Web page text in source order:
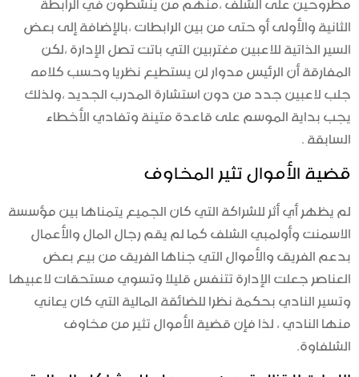
الثانية والأولى أو حتى من بين الرابطات ،بالإضافة إلى بعض
السير الذاتية للاعبين مغتربين التي باتت تصل الإدارة ،لكن
المفارقة أن الرئيس مدوار لن يستطيع نظريا وحسب كلامه
جلب لاعبين جدد من دون استشارة المدرب الجديد ،ولذلك
يجب بداية الموسم على قاعدة متينة وتفادي الأخطاء
السابقة .
قضية الأموال تثير المخاوف
لم يظهر أي أثر للشراكة التي كان الجميع يتمناها بين مؤسسة
الاسمنت وأولمبي الشلف كما لم يقم رجال المال والأعمال
بدعم الفريق والأموال التي جناها الفريق من بيع بعض
العناصر جعلت الإدارة تتنفس قليلا وتسوي مستحقات لاعبيها
وتسير النادي بحكمة نظرا للضائقة المالية التي كان يعاني
منها النادي ، لذا فإن قضية الأموال تثير من مخاوف
الشلفاوة.